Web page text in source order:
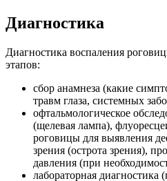
Диагностика
Диагностика воспаления
этапов:
сбор анамнеза (какие
травм глаза, системных
офтальмологическое
(щелевая лампа),
роговицы для выявления
зрения (острота зрения),
давления (при
лабораторная диагностика